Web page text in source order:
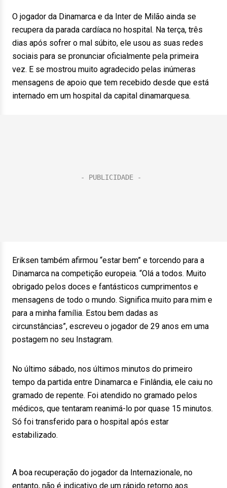
O jogador da Dinamarca e da Inter de Milão ainda se
recupera da parada cardíaca no hospital. Na terça, três
dias após sofrer o mal súbito, ele usou as suas redes
sociais para se pronunciar oficialmente pela primeira
vez. E se mostrou muito agradecido pelas inúmeras
mensagens de apoio que tem recebido desde que está
internado em um hospital da capital dinamarquesa.
Eriksen também afirmou “estar bem” e torcendo para a
Dinamarca na competição europeia. “Olá a todos. Muito
obrigado pelos doces e fantásticos cumprimentos e
mensagens de todo o mundo. Significa muito para mim e
para a minha família. Estou bem dadas as
circunstâncias”, escreveu o jogador de 29 anos em uma
postagem no seu Instagram.
No último sábado, nos últimos minutos do primeiro
tempo da partida entre Dinamarca e Finlândia, ele caiu no
gramado de repente. Foi atendido no gramado pelos
médicos, que tentaram reanimá-lo por quase 15 minutos.
Só foi transferido para o hospital após estar
estabilizado.
A boa recuperação do jogador da Internazionale, no
entanto, não é indicativo de um rápido retorno aos